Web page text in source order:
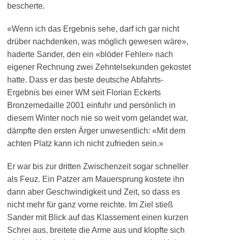
bescherte.
«Wenn ich das Ergebnis sehe, darf ich gar nicht
drüber nachdenken, was möglich gewesen wäre»,
haderte Sander, den ein «blöder Fehler» nach
eigener Rechnung zwei Zehntelsekunden gekostet
hatte. Dass er das beste deutsche Abfahrts-
Ergebnis bei einer WM seit Florian Eckerts
Bronzemedaille 2001 einfuhr und persönlich in
diesem Winter noch nie so weit vorn gelandet war,
dämpfte den ersten Ärger unwesentlich: «Mit dem
achten Platz kann ich nicht zufrieden sein.»
Er war bis zur dritten Zwischenzeit sogar schneller
als Feuz. Ein Patzer am Mauersprung kostete ihn
dann aber Geschwindigkeit und Zeit, so dass es
nicht mehr für ganz vorne reichte. Im Ziel stieß
Sander mit Blick auf das Klassement einen kurzen
Schrei aus, breitete die Arme aus und klopfte sich